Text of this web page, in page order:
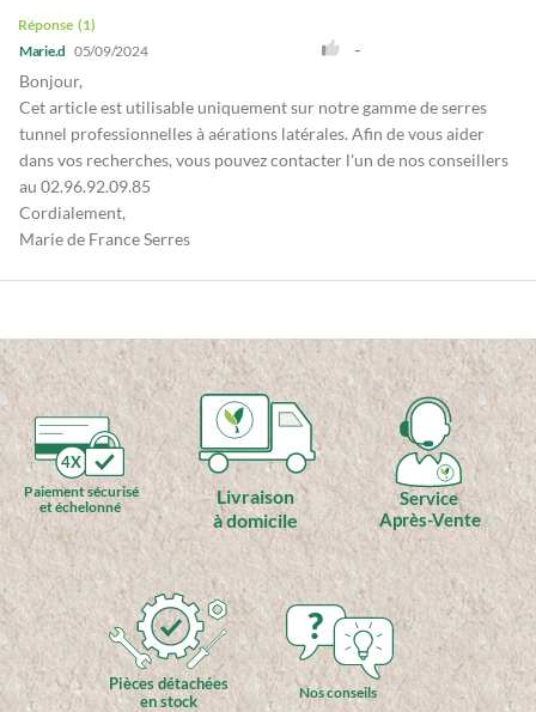
Réponse 1
Marie.d 05/09/2024 -
Bonjour,
Cet article est utilisable uniquement sur notre gamme de serres
tunnel professionnelles à aérations latérales. Afin de vous aider
dans vos recherches, vous pouvez contacter l'un de nos conseillers
au 02.96.92.09.85
Cordialement,
Marie de France Serres
4X
Paiement sécurisé
et échelonné
Livraison
à domicile
Service
Après-Vente
Pièces détachées
en stock
?
Nos conseils